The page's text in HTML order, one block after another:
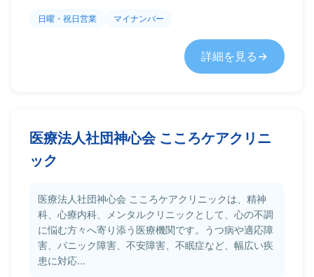
日曜・祝日営業 マイナンバー
詳細を見る
医療法人社団神心会 こころケアクリニ
ック
医療法人社団神心会 こころケアクリニックは、精神
科、心療内科、メンタルクリニックとして、心の不調
に悩む方々へ寄り添う医療機関です。うつ病や適応障
害、パニック障害、不安障害、不眠症など、幅広い疾
患に対応...